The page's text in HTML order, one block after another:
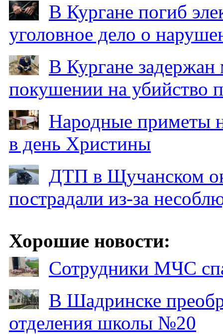
В Кургане погиб
уголовное дело о
В Кургане
покушении на убийство
Народные приметы
в день Христины
ДТП в Щучанском
пострадали из-за
Хорошие новости:
Сотрудники МЧС
В Шадринске
отделения школы №20